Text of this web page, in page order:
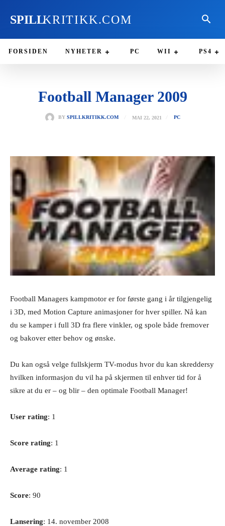
SPILLKRITIKK.COM
FORSIDEN NYHETER PC WII PS4
Football Manager 2009
BY SPILLKRITIKK.COM MAI 22, 2021 PC
Football Managers kampmotor er for første gang i år tilgjengelig
i 3D, med Motion Capture animasjoner for hver spiller. Nå kan
du se kamper i full 3D fra flere vinkler, og spole både fremover
og bakover etter behov og ønske.
Du kan også velge fullskjerm TV-modus hvor du kan skreddersy
hvilken informasjon du vil ha på skjermen til enhver tid for å
sikre at du er – og blir – den optimale Football Manager!
User rating: 1
Score rating: 1
Average rating: 1
Score: 90
Lansering: 14. november 2008